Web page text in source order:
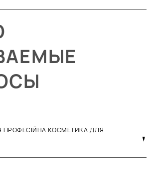
ПРОФЕСІЙНА КОСМЕТИКА ДЛЯ